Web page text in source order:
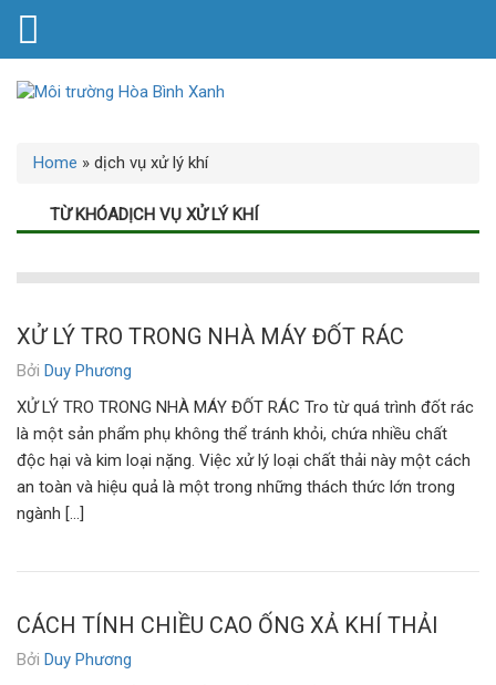
Home » dịch vụ xử lý khí
TỪ KHÓADỊCH VỤ XỬ LÝ KHÍ
XỬ LÝ TRO TRONG NHÀ MÁY ĐỐT RÁC
Bởi Duy Phương
XỬ LÝ TRO TRONG NHÀ MÁY ĐỐT RÁC Tro từ quá trình đốt rác
là một sản phẩm phụ không thể tránh khỏi, chứa nhiều chất
độc hại và kim loại nặng. Việc xử lý loại chất thải này một cách
an toàn và hiệu quả là một trong những thách thức lớn trong
ngành […]
CÁCH TÍNH CHIỀU CAO ỐNG XẢ KHÍ THẢI
Bởi Duy Phương